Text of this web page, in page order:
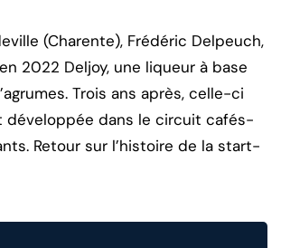
(Charente), Frédéric Delpeuch,
2022 Deljoy, une liqueur à base
Trois ans après, celle-ci
développée dans le circuit cafés-
Retour sur l’histoire de la start-